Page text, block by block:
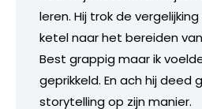
leren. Hij trok de
ketel naar het bereiden
Best grappig maar ik
geprikkeld. En ach hij deed
storytelling op zijn manier.